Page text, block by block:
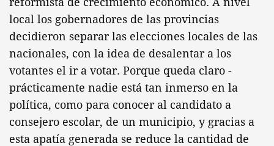
local los gobernadores de las provincias
decidieron separar las elecciones locales de las
nacionales, con la idea de desalentar a los
votantes el ir a votar. Porque queda claro -
prácticamente nadie está tan inmerso en la
política, como para conocer al candidato a
consejero escolar, de un municipio, y gracias a
esta apatía generada se reduce la cantidad de